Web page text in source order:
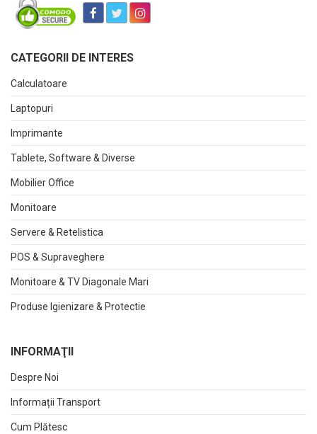
CATEGORII DE INTERES
Calculatoare
Laptopuri
Imprimante
Tablete, Software & Diverse
Mobilier Office
Monitoare
Servere & Retelistica
POS & Supraveghere
Monitoare & TV Diagonale Mari
Produse Igienizare & Protectie
INFORMAŢII
Despre Noi
Informații Transport
Cum Plătesc